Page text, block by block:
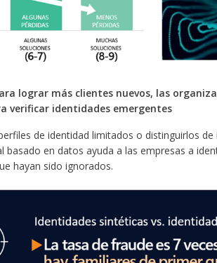
lograr más clientes nuevos, las
verificar identidades emergentes
de identidad limitados o distinguirlos
basado en datos ayuda a las empresas a
hayan sido ignorados.